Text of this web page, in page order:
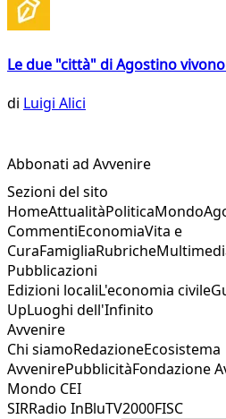
Le due "città" di Agostino
di Luigi Alici
Abbonati ad Avvenire
Sezioni del sito
HomeAttualitàPoliticaMondo
CommentiEconomiaVita e
CuraFamigliaRubriche
Pubblicazioni
Edizioni localiL'economia civile
UpLuoghi dell'Infinito
Avvenire
Chi siamoRedazioneEcosistema
AvvenirePubblicitàFondazione
Mondo CEI
SIRRadio InBluTV2000FISC